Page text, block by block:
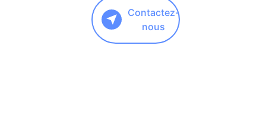
Contactez-
nous